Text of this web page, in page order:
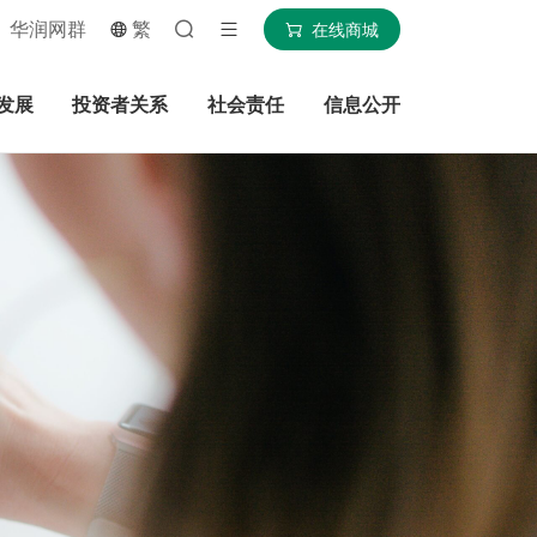
华润网群 繁 在线商城
展 投资者关系 社会责任 信息公开
搜索